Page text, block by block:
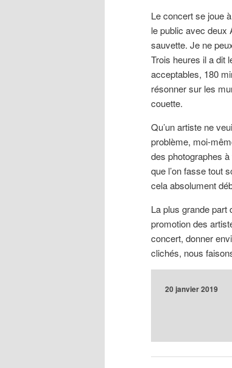
Le concert se joue
le public avec deux
sauvette. Je ne
Trois heures il a dit
acceptables, 180
résonner sur les
couette.
Qu’un artiste ne
problème, moi-
des photographes
que l’on fasse tout
cela absolument
La plus grande
promotion des
concert, donner
clichés, nous
20 janvier 2019